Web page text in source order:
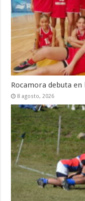
Rocamora debuta
8 agosto, 2026